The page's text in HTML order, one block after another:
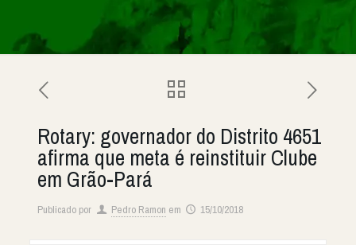
Rotary: governador do Distrito 4651
afirma que meta é reinstituir Clube
em Grão-Pará
Publicado por Pedro Ramon em 15/10/2018